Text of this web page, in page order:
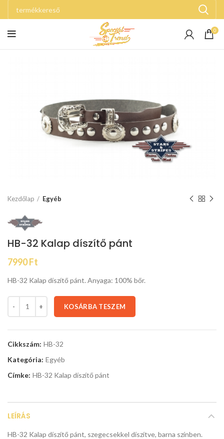
0
Kezdőlap Egyéb
HB-32 Kalap díszítő pánt
7990Ft
HB-32 Kalap díszítő pánt. Anyaga: 100% bőr.
KOSÁRBA TESZEM
Cikkszám: HB-32
Kategória: Egyéb
Címke: HB-32 Kalap díszítő pánt
LEÍRÁS
HB-32 Kalap díszítő pánt, szegecsekkel díszítve, barna színben.